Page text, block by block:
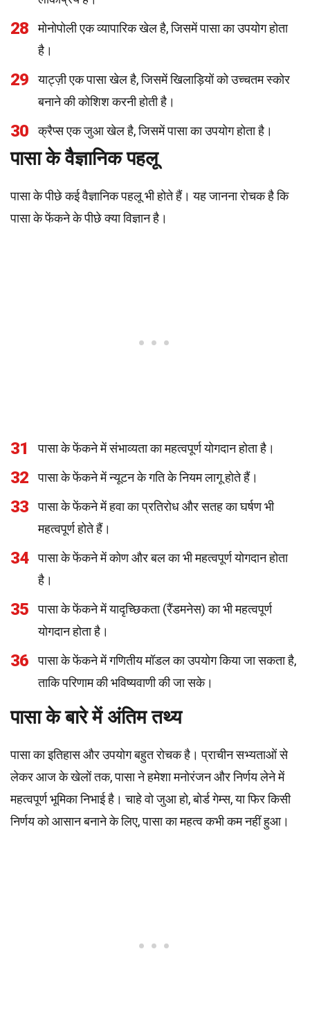
28
मोनोपोली एक व्यापारिक खेल है, जिसमें पासा का उपयोग होता
है।
29
याट्ज़ी एक पासा खेल है, जिसमें खिलाड़ियों को उच्चतम स्कोर
बनाने की कोशिश करनी होती है।
30 क्रैप्स एक जुआ खेल है, जिसमें पासा का उपयोग होता है।
पासा के वैज्ञानिक पहलू
पासा के पीछे कई वैज्ञानिक पहलू भी होते हैं। यह जानना रोचक है कि
पासा के फेंकने के पीछे क्या विज्ञान है।
31 पासा के फेंकने में संभाव्यता का महत्वपूर्ण योगदान होता है।
32 पासा के फेंकने में न्यूटन के गति के नियम लागू होते हैं।
33
पासा के फेंकने में हवा का प्रतिरोध और सतह का घर्षण भी
महत्वपूर्ण होते हैं।
34
पासा के फेंकने में कोण और बल का भी महत्वपूर्ण योगदान होता
है।
35
पासा के फेंकने में यादृच्छिकता (रैंडमनेस) का भी महत्वपूर्ण
योगदान होता है।
36
पासा के फेंकने में गणितीय मॉडल का उपयोग किया जा सकता है,
ताकि परिणाम की भविष्यवाणी की जा सके।
पासा के बारे में अंतिम तथ्य
पासा का इतिहास और उपयोग बहुत रोचक है। प्राचीन सभ्यताओं से
लेकर आज के खेलों तक, पासा ने हमेशा मनोरंजन और निर्णय लेने में
महत्वपूर्ण भूमिका निभाई है। चाहे वो जुआ हो, बोर्ड गेम्स, या फिर किसी
निर्णय को आसान बनाने के लिए, पासा का महत्व कभी कम नहीं हुआ।